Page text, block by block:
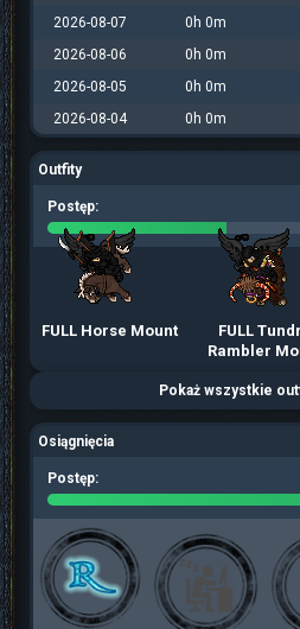
2026-08-07
0h 0m
2026-08-06
0h 0m
2026-08-05
0h 0m
2026-08-04
0h 0m
Outfity
Postęp:
FULL Horse Mount
FULL
Rambler
Pokaż wszystkie
Osiągnięcia
Postęp: